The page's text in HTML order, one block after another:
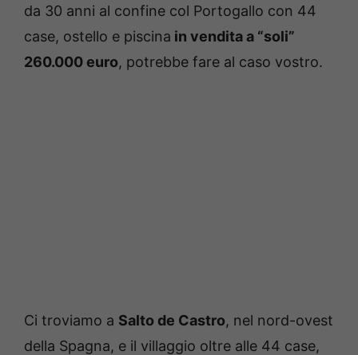
da 30 anni al confine col Portogallo con 44
case, ostello e piscina in vendita a “soli”
260.000 euro, potrebbe fare al caso vostro.
Ci troviamo a Salto de Castro, nel nord-ovest
della Spagna, e il villaggio oltre alle 44 case,